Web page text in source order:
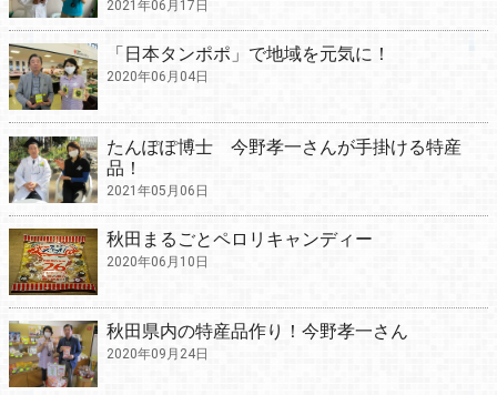
2021年06月17日
「日本タンポポ」で地域を元気に！
2020年06月04日
たんぽぽ博士 今野孝一さんが手掛ける特産
品！
2021年05月06日
秋田まるごとペロリキャンディー
2020年06月10日
秋田県内の特産品作り！今野孝一さん
2020年09月24日